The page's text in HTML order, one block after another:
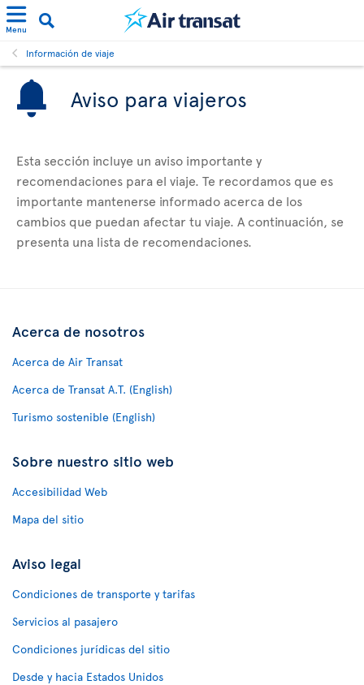
Menu
Información de viaje
Aviso para viajeros
Esta sección incluye un aviso importante y
recomendaciones para el viaje. Te recordamos que es
importante mantenerse informado acerca de los
cambios que puedan afectar tu viaje. A continuación, se
presenta una lista de recomendaciones.
Acerca de nosotros
Acerca de Air Transat
Acerca de Transat A.T. (English)
Turismo sostenible (English)
Sobre nuestro sitio web
Accesibilidad Web
Mapa del sitio
Aviso legal
Condiciones de transporte y tarifas
Servicios al pasajero
Condiciones jurídicas del sitio
Desde y hacia Estados Unidos